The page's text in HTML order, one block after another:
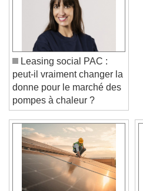
Video Player is loading.
Play Video
Play
Skip Backward
Leasing social PAC :
peut-il vraiment changer la
donne pour le marché des
pompes à chaleur ?